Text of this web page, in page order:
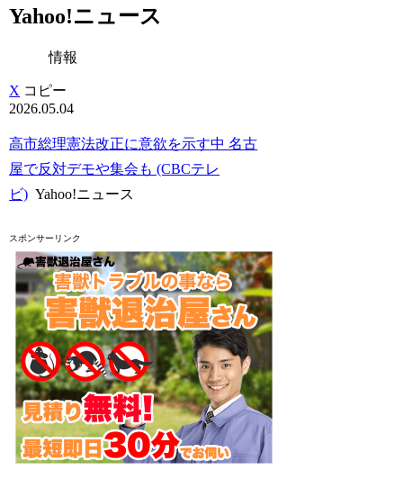
Yahoo!ニュース
情報
X コピー
2026.05.04
高市総理憲法改正に意欲を示す中 名古
屋で反対デモや集会も (CBCテレ
ビ) Yahoo!ニュース
スポンサーリンク